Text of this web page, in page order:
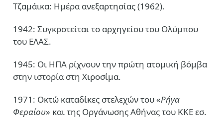
Τζαμάικα: Ημέρα ανεξαρτησίας (1962).
1942: Συγκροτείται το αρχηγείου του Ολύμπου
του ΕΛΑΣ.
1945: Οι ΗΠΑ ρίχνουν την πρώτη ατομική βόμβα
στην ιστορία στη Χιροσίμα.
1971: Οκτώ καταδίκες στελεχών του «Ρήγα
Φεραίου» και της Οργάνωσης Αθήνας του ΚΚΕ εσ.